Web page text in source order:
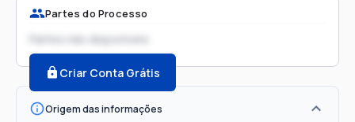
Partes do Processo
Partes não disponíveis
Criar Conta Grátis
Origem das informações